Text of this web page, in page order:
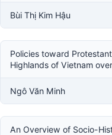
Bùi Thị Kim Hậu
Policies toward
Highlands of Vietnam
Ngô Văn Minh
An Overview of Socio-